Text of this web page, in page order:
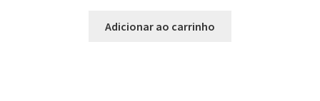
Adicionar ao carrinho